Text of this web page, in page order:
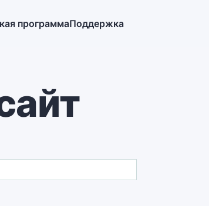
программаПоддержка